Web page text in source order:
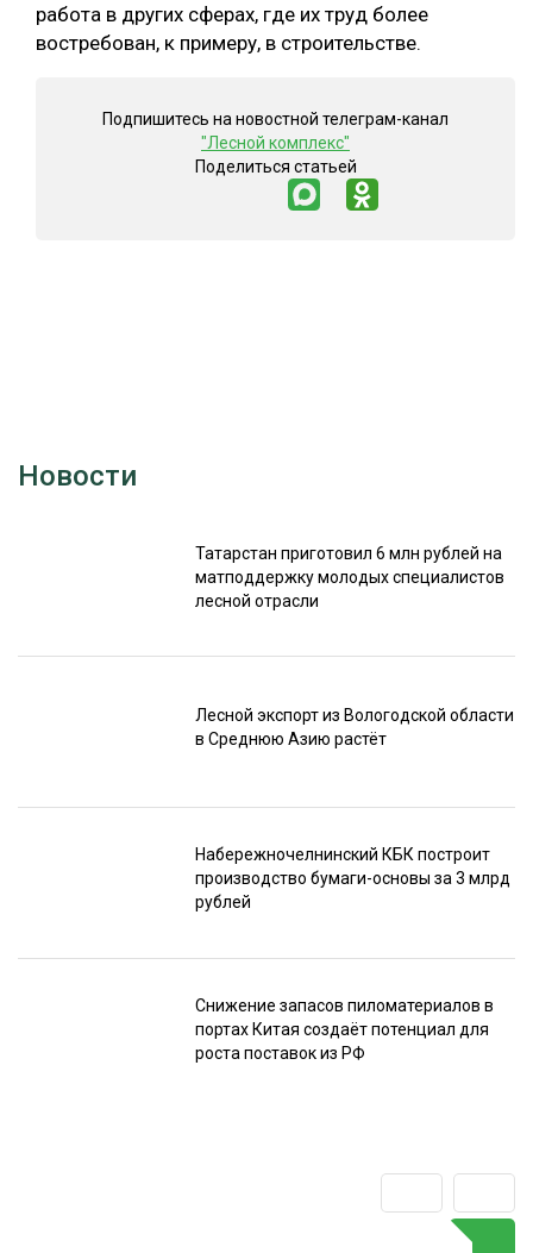
работа в других сферах, где их труд более
востребован, к примеру, в строительстве.
Подпишитесь на новостной телеграм-канал
"Лесной комплекс"
Поделиться статьей
Новости
Татарстан приготовил 6 млн рублей на
матподдержку молодых специалистов
лесной отрасли
Лесной экспорт из Вологодской области
в Среднюю Азию растёт
Набережночелнинский КБК построит
производство бумаги-основы за 3 млрд
рублей
Снижение запасов пиломатериалов в
портах Китая создаёт потенциал для
роста поставок из РФ